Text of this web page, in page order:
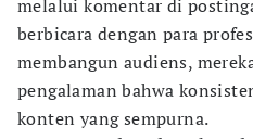
melalui komentar di
berbicara dengan para
membangun audiens,
pengalaman bahwa
konten yang sempurna.